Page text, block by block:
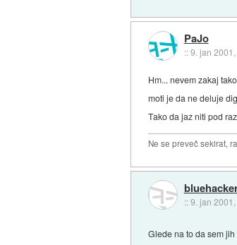
PaJo
::9. jan
Hm... nevem zakaj
moti je da ne deluje
Tako da jaz niti pod
Ne se preveč sekirat,
::9. jan
Glede na to da sem